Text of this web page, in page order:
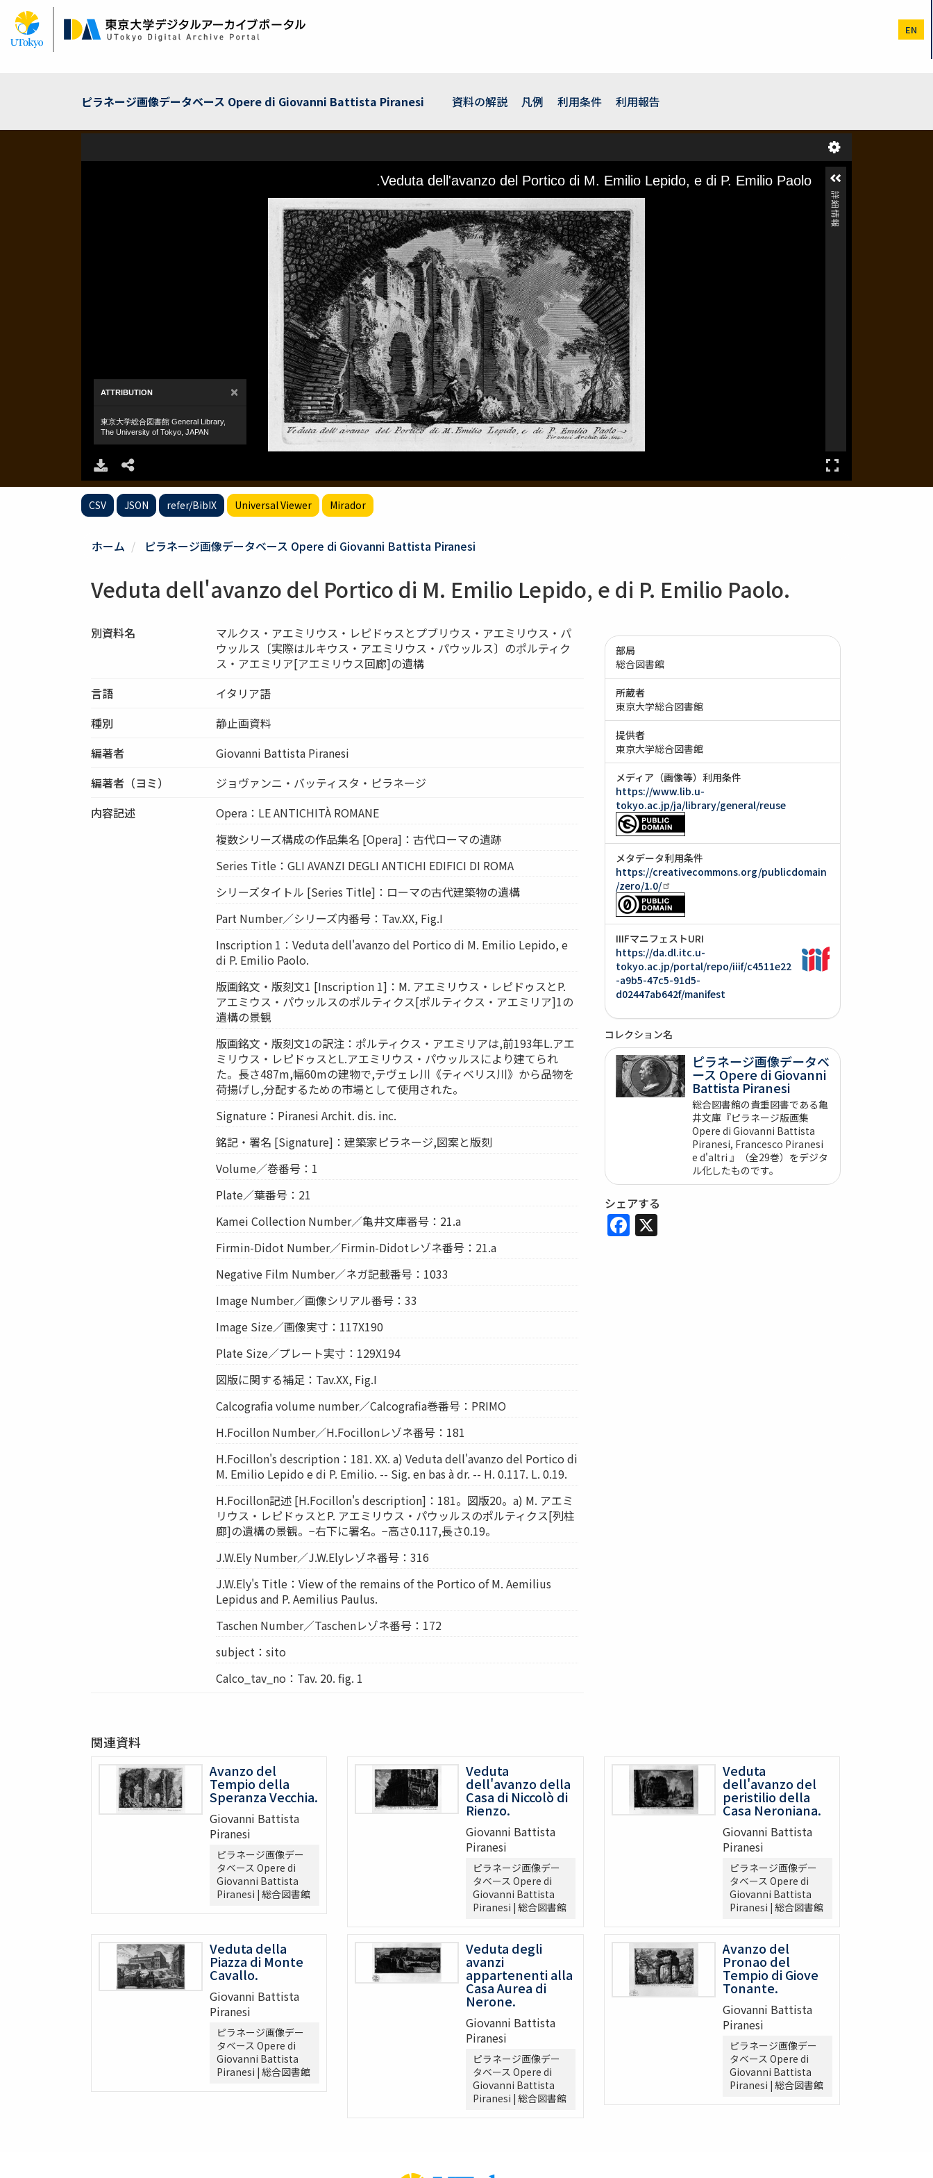
ン
に
EN
ピラネージ画像データベース Opere di Giovanni Battista Piranesi 資料の解説 凡例 利用条件 利用報告
CSV JSON refer/BibIX Universal Viewer Mirador
ホーム ピラネージ画像データベース Opere di Giovanni Battista Piranesi
Veduta dell'avanzo del Portico di M. Emilio Lepido, e di P. Emilio Paolo.
別資料名
マルクス・アエミリウス・レピドゥスとプブリウス・アエミリウス・パ
ウッルス〔実際はルキウス・アエミリウス・パウッルス〕のポルティク
ス・アエミリア[アエミリウス回廊]の遺構
言語
イタリア語
種別
静止画資料
編著者
Giovanni Battista Piranesi
編著者（ヨミ）
ジョヴァンニ・バッティスタ・ピラネージ
内容記述
Opera：LE ANTICHITÀ ROMANE
複数シリーズ構成の作品集名 [Opera]：古代ローマの遺跡
Series Title：GLI AVANZI DEGLI ANTICHI EDIFICI DI ROMA
シリーズタイトル [Series Title]：ローマの古代建築物の遺構
Part Number／シリーズ内番号：Tav.XX, Fig.I
Inscription 1：Veduta dell'avanzo del Portico di M. Emilio Lepido, e
di P. Emilio Paolo.
版画銘文・版刻文1 [Inscription 1]：M. アエミリウス・レピドゥスとP.
アエミウス・パウッルスのポルティクス[ポルティクス・アエミリア]1の
遺構の景観
版画銘文・版刻文1の訳注：ポルティクス・アエミリアは,前193年L.アエ
ミリウス・レピドゥスとL.アエミリウス・パウッルスにより建てられ
た。長さ487m,幅60mの建物で,テヴェレ川《ティベリス川》から品物を
荷揚げし,分配するための市場として使用された。
Signature：Piranesi Archit. dis. inc.
銘記・署名 [Signature]：建築家ピラネージ,図案と版刻
Volume／巻番号：1
Plate／葉番号：21
Kamei Collection Number／亀井文庫番号：21.a
Firmin-Didot Number／Firmin-Didotレゾネ番号：21.a
Negative Film Number／ネガ記載番号：1033
Image Number／画像シリアル番号：33
Image Size／画像実寸：117X190
Plate Size／プレート実寸：129X194
図版に関する補足：Tav.XX, Fig.I
Calcografia volume number／Calcografia巻番号：PRIMO
H.Focillon Number／H.Focillonレゾネ番号：181
H.Focillon's description：181. XX. a) Veduta dell'avanzo del Portico di
M. Emilio Lepido e di P. Emilio. -- Sig. en bas à dr. -- H. 0.117. L. 0.19.
H.Focillon記述 [H.Focillon's description]：181。図版20。a) M. アエミ
リウス・レピドゥスとP. アエミリウス・パウッルスのポルティクス[列柱
廊]の遺構の景観。−右下に署名。−高さ0.117,長さ0.19。
J.W.Ely Number／J.W.Elyレゾネ番号：316
J.W.Ely's Title：View of the remains of the Portico of M. Aemilius
Lepidus and P. Aemilius Paulus.
Taschen Number／Taschenレゾネ番号：172
subject：sito
Calco_tav_no：Tav. 20. fig. 1
部局
総合図書館
所蔵者
東京大学総合図書館
提供者
東京大学総合図書館
メディア（画像等）利用条件
https://www.lib.u-
tokyo.ac.jp/ja/library/general/reuse
メタデータ利用条件
https://creativecommons.org/publicdomain
/zero/1.0/
IIIFマニフェストURI
https://da.dl.itc.u-
tokyo.ac.jp/portal/repo/iiif/c4511e22
-a9b5-47c5-91d5-
d02447ab642f/manifest
コレクション名
ピラネージ画像データベ
ース Opere di Giovanni
Battista Piranesi
総合図書館の貴重図書である亀
井文庫『ピラネージ版画集
Opere di Giovanni Battista
Piranesi, Francesco Piranesi
e d'altri 』（全29巻）をデジタ
ル化したものです。
シェアする
Facebook
X
関連資料
Avanzo del
Tempio della
Speranza Vecchia.
Giovanni Battista
Piranesi
ピラネージ画像デー
タベース Opere di
Giovanni Battista
Piranesi | 総合図書館
Veduta
dell'avanzo della
Casa di Niccolò di
Rienzo.
Giovanni Battista
Piranesi
ピラネージ画像デー
タベース Opere di
Giovanni Battista
Piranesi | 総合図書館
Veduta
dell'avanzo del
peristilio della
Casa Neroniana.
Giovanni Battista
Piranesi
ピラネージ画像デー
タベース Opere di
Giovanni Battista
Piranesi | 総合図書館
Veduta della
Piazza di Monte
Cavallo.
Giovanni Battista
Piranesi
ピラネージ画像デー
タベース Opere di
Giovanni Battista
Piranesi | 総合図書館
Veduta degli
avanzi
appartenenti alla
Casa Aurea di
Nerone.
Giovanni Battista
Piranesi
ピラネージ画像デー
タベース Opere di
Giovanni Battista
Piranesi | 総合図書館
Avanzo del
Pronao del
Tempio di Giove
Tonante.
Giovanni Battista
Piranesi
ピラネージ画像デー
タベース Opere di
Giovanni Battista
Piranesi | 総合図書館